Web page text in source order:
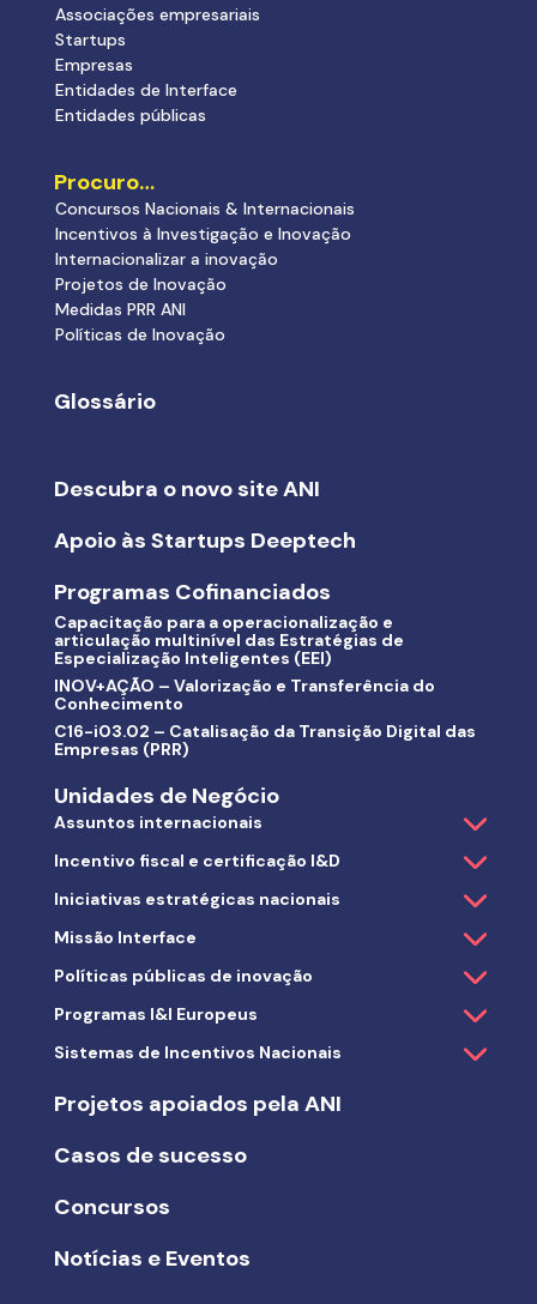
Associações empresariais
Startups
Empresas
Entidades de Interface
Entidades públicas
Procuro…
Concursos Nacionais & Internacionais
Incentivos à Investigação e Inovação
Internacionalizar a inovação
Projetos de Inovação
Medidas PRR ANI
Políticas de Inovação
Glossário
Descubra o novo site ANI
Apoio às Startups Deeptech
Programas Cofinanciados
Capacitação para a operacionalização e
articulação multinível das Estratégias de
Especialização Inteligentes (EEI)
INOV+AÇÃO – Valorização e Transferência do
Conhecimento
C16-i03.02 – Catalisação da Transição Digital das
Empresas (PRR)
Unidades de Negócio
Assuntos internacionais
Incentivo fiscal e certificação I&D
Iniciativas estratégicas nacionais
Missão Interface
Políticas públicas de inovação
Programas I&I Europeus
Sistemas de Incentivos Nacionais
Projetos apoiados pela ANI
Casos de sucesso
Concursos
Notícias e Eventos